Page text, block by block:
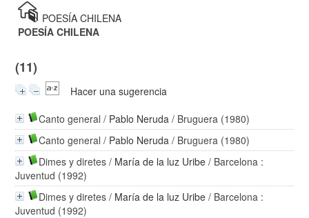
> POESÍA CHILENA
POESÍA CHILENA
(11)
Hacer una sugerencia
Canto general / Pablo Neruda / Bruguera (1980)
Canto general / Pablo Neruda / Bruguera (1980)
Dimes y diretes / María de la luz Uribe / Barcelona :
Juventud (1992)
Dimes y diretes / María de la luz Uribe / Barcelona :
Juventud (1992)